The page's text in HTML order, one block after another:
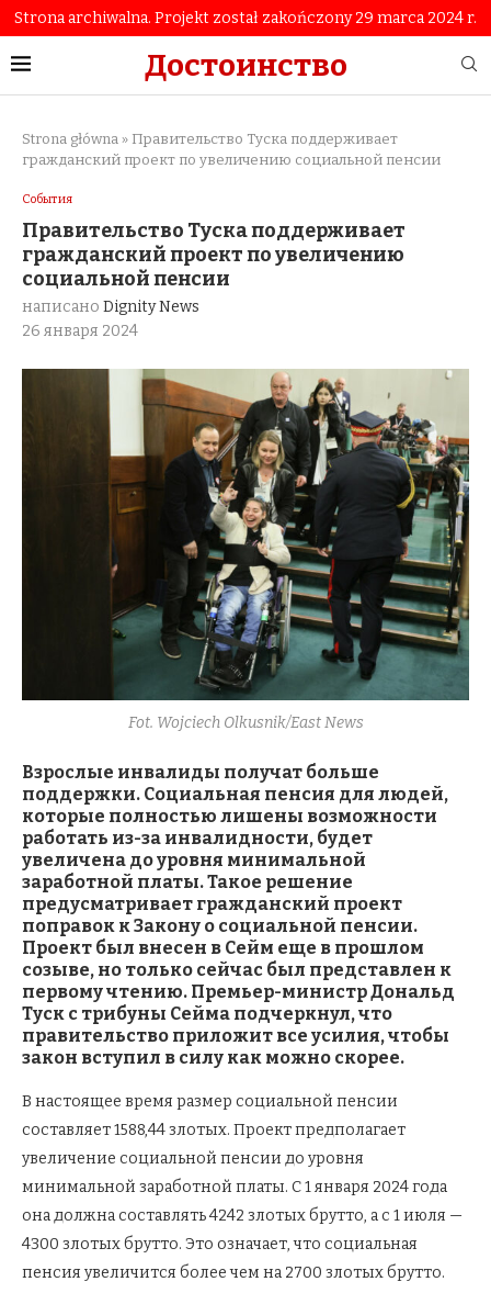
Strona archiwalna. Projekt został zakończony 29 marca 2024 r.
Достоинство
Strona główna » Правительство Туска поддерживает
гражданский проект по увеличению социальной пенсии
События
Правительство Туска поддерживает
гражданский проект по увеличению
социальной пенсии
написано Dignity News
26 января 2024
Fot. Wojciech Olkusnik/East News
Взрослые инвалиды получат больше
поддержки. Социальная пенсия для людей,
которые полностью лишены возможности
работать из-за инвалидности, будет
увеличена до уровня минимальной
заработной платы. Такое решение
предусматривает гражданский проект
поправок к Закону о социальной пенсии.
Проект был внесен в Сейм еще в прошлом
созыве, но только сейчас был представлен к
первому чтению. Премьер-министр Дональд
Туск с трибуны Сейма подчеркнул, что
правительство приложит все усилия, чтобы
закон вступил в силу как можно скорее.
В настоящее время размер социальной пенсии
составляет 1588,44 злотых. Проект предполагает
увеличение социальной пенсии до уровня
минимальной заработной платы. С 1 января 2024 года
она должна составлять 4242 злотых брутто, а с 1 июля —
4300 злотых брутто. Это означает, что социальная
пенсия увеличится более чем на 2700 злотых брутто.